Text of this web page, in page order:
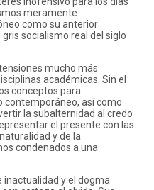
meramente
como su anterior
socialismo real del siglo
mucho más
académicas. Sin el
conceptos para
contemporáneo, así como
la subalternidad al credo
el presente con las
y de la
condenados a una
inactualidad y el dogma